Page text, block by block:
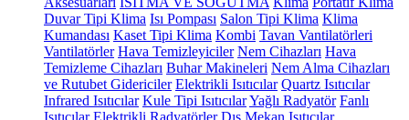
Duvar Tipi Klima Isı Pompası Salon Tipi Klima Klima
Kumandası Kaset Tipi Klima Kombi Tavan Vantilatörleri
Vantilatörler Hava Temizleyiciler Nem Cihazları Hava
Temizleme Cihazları Buhar Makineleri Nem Alma Cihazları
ve Rutubet Gidericiler Elektrikli Isıtıcılar Quartz Isıtıcılar
Infrared Isıtıcılar Kule Tipi IsıtıcılarYağlı Radyatör Fanlı
Isıtıcılar Elektrikli Radyatörler Dış Mekan Isıtıcılar